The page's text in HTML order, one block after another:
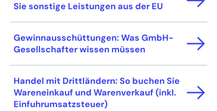
Sie sonstige Leistungen aus der EU
Gewinnausschüttungen: Was GmbH-
Gesellschafter wissen müssen
Handel mit Drittländern: So buchen Sie
Wareneinkauf und Warenverkauf (inkl.
Einfuhrumsatzsteuer)